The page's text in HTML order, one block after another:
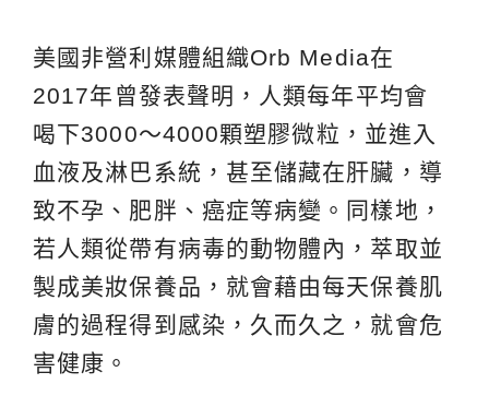
美國非營利媒體組織Orb Media在
2017年曾發表聲明，人類每年平均會
喝下3000～4000顆塑膠微粒，並進入
血液及淋巴系統，甚至儲藏在肝臟，導
致不孕、肥胖、癌症等病變。同樣地，
若人類從帶有病毒的動物體內，萃取並
製成美妝保養品，就會藉由每天保養肌
膚的過程得到感染，久而久之，就會危
害健康。